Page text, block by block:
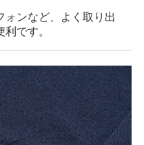
ォンなど、よく取り出
です。